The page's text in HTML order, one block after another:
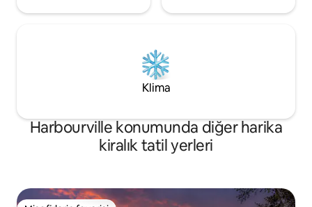
Klima
Harbourville konumunda diğer harika
kiralık tatil yerleri